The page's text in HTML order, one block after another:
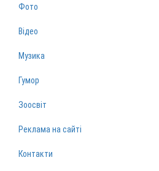
Фото
Відео
Музика
Гумор
Зоосвіт
Реклама на сайті
Контакти